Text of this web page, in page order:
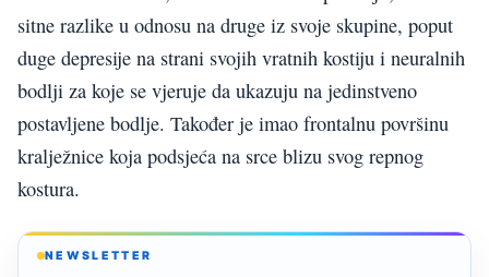
sitne razlike u odnosu na druge iz svoje skupine, poput
duge depresije na strani svojih vratnih kostiju i neuralnih
bodlji za koje se vjeruje da ukazuju na jedinstveno
postavljene bodlje. Također je imao frontalnu površinu
kralježnice koja podsjeća na srce blizu svog repnog
kostura.
NEWSLETTER